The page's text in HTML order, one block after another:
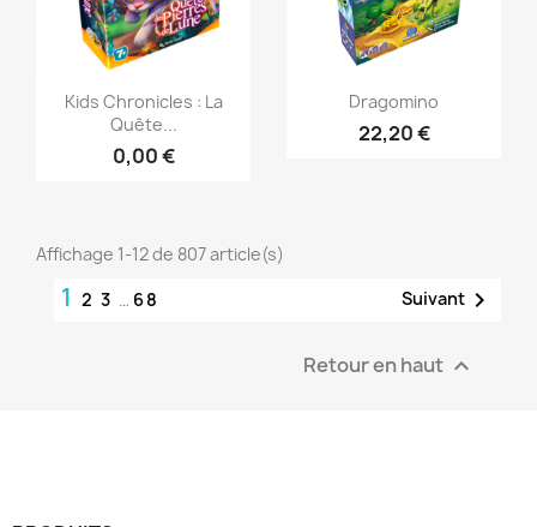
Aperçu rapide
Kids Chronicles : La
Quête...
0,00 €
Aperçu rapide
Dragomino
22,20 €
Affichage 1-12 de 807 article(s)
1 2 3 … 68 Suivant 
Retour en haut 